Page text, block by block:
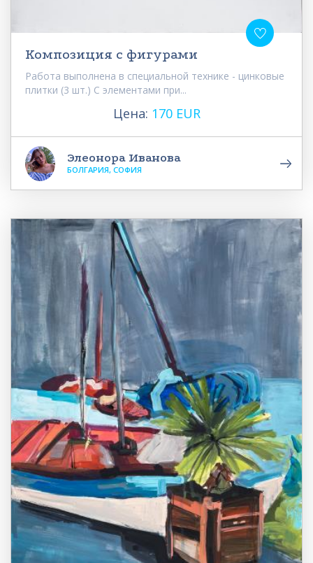
Композиция с фигурами
Работа выполнена в специальной технике - цинковые
плитки (3 шт.) С элементами при...
Цена: 170 EUR
Элеонора Иванова
БОЛГАРИЯ, СОФИЯ